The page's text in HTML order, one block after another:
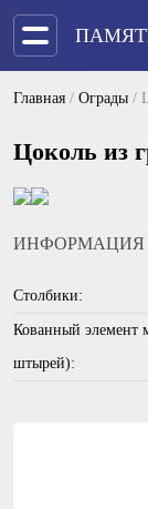
Главная / Ограды /
Цоколь из
ИНФОРМАЦИЯ
Столбики:
Кованный элемент
штырей):